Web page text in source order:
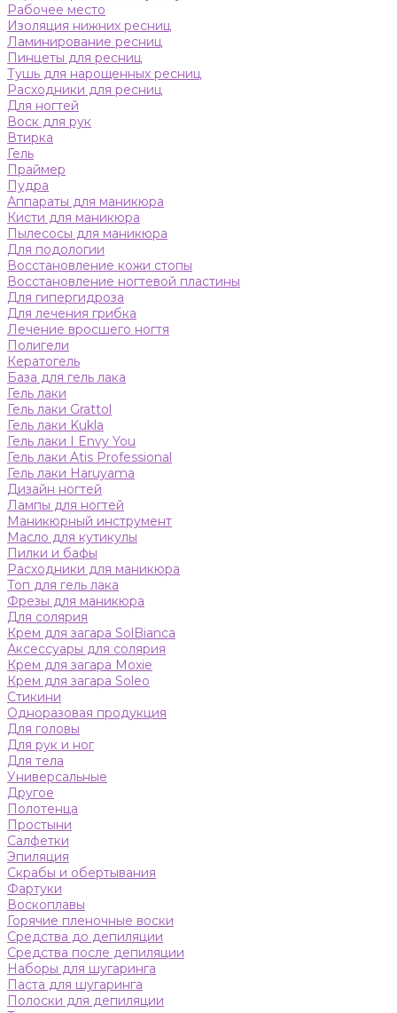
Рабочее место
Изоляция нижних ресниц
Ламинирование ресниц
Пинцеты для ресниц
Тушь для нарощенных ресниц
Расходники для ресниц
Для ногтей
Воск для рук
Втирка
Гель
Праймер
Пудра
Аппараты для маникюра
Кисти для маникюра
Пылесосы для маникюра
Для подологии
Восстановление кожи стопы
Восстановление ногтевой пластины
Для гипергидроза
Для лечения грибка
Лечение вросшего ногтя
Полигели
Кератогель
База для гель лака
Гель лаки
Гель лаки Grattol
Гель лаки Kukla
Гель лаки I Envy You
Гель лаки Atis Professional
Гель лаки Haruyama
Дизайн ногтей
Лампы для ногтей
Маникюрный инструмент
Масло для кутикулы
Пилки и бафы
Расходники для маникюра
Топ для гель лака
Фрезы для маникюра
Для солярия
Крем для загара SolBianca
Аксессуары для солярия
Крем для загара Moxie
Крем для загара Soleo
Стикини
Одноразовая продукция
Для головы
Для рук и ног
Для тела
Универсальные
Другое
Полотенца
Простыни
Салфетки
Эпиляция
Скрабы и обертывания
Фартуки
Воскоплавы
Горячие пленочные воски
Средства до депиляции
Средства после депиляции
Наборы для шугаринга
Паста для шугаринга
Полоски для депиляции